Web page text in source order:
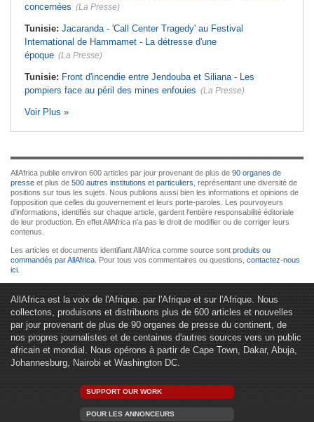
concernées (La Presse)
Tunisie: Jacaranda - 'Call Center Tragedy' au Festival
International de Hammamet - La détresse d'une
époque (La Presse)
Tunisie: Front d'incendie entre Jendouba et Siliana - Les
pompiers face au péril des mines enfouies (La Presse)
Voir Plus »
AllAfrica publie environ 600 articles par jour provenant de plus de 90 organes de
presse et plus de 500 autres institutions et particuliers , représentant une diversité de
positions sur tous les sujets. Nous publions aussi bien les informations et opinions de
l'opposition que celles du gouvernement et leurs porte-paroles. Les pourvoyeurs
d'informations, identifiés sur chaque article, gardent l'entière responsabilité éditoriale
de leur production. En effet AllAfrica n'a pas le droit de modifier ou de corriger leurs
contenus.
Les articles et documents identifiant AllAfrica comme source sont produits ou
commandés par AllAfrica . Pour tous vos commentaires ou questions, contactez-nous
ici
AllAfrica est la voix de l'Afrique. par l'Afrique et sur l'Afrique. Nous
collectons, produisons et distribuons plus de 600 articles et nouvelles
par jour provenant de plus de 90 organes de presse du continent, de
nos propres journalistes et de centaines d'autres sources vers un public
africain et mondial. Nous opérons à partir de Cape Town, Dakar, Abuja,
Johannesburg, Nairobi et Washington DC.
SUPPORT OUR WORK
POUR LES ANNONCEURS